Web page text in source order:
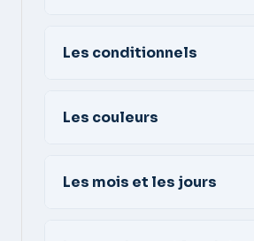
Les conditionnels
Les couleurs
Les mois et les jours